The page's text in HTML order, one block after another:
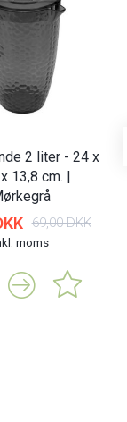
2 liter - 24 x
13,8 cm. |
69,00 DKK
moms